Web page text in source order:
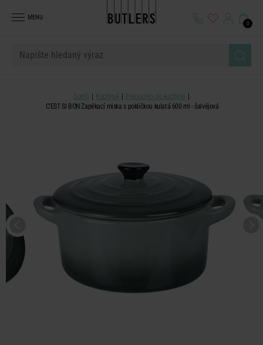
MENU
0
Domů Kuchyně
Pomocníci do kuchyně
C'EST SI BON Zapékací miska s pokličkou kulatá 600 ml - šalvějová